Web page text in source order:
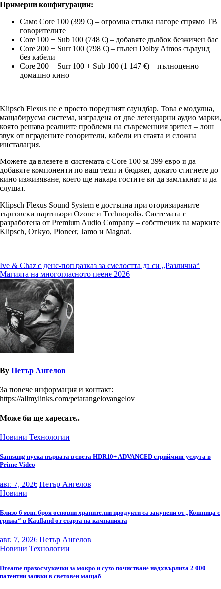
Примерни конфигурации:
Само Core 100 (399 €) – огромна стъпка нагоре спрямо ТВ
говорителите
Core 100 + Sub 100 (748 €) – добавяте дълбок безжичен бас
Core 200 + Surr 100 (798 €) – пълен Dolby Atmos съраунд
без кабели
Core 200 + Surr 100 + Sub 100 (1 147 €) – пълноценно
домашно кино
Klipsch Flexus не е просто поредният саундбар. Това е модулна,
мащабируема система, изградена от две легендарни аудио марки,
която решава реалните проблеми на съвременния зрител – лош
звук от вградените говорители, кабели из стаята и сложна
инсталация.
Можете да влезете в системата с Core 100 за 399 евро и да
добавяте компоненти по ваш темп и бюджет, докато стигнете до
кино изживяване, което ще накара гостите ви да замлъкнат и да
слушат.
Klipsch Flexus Sound System е достъпна при оторизираните
търговски партньори Ozone и Technopolis. Системата е
разработена от Premium Audio Company – собственик на марките
Klipsch, Onkyo, Pioneer, Jamo и Magnat.
Навигация
Ive & Chaz с денс-поп разказ за смелостта да си „Различна“
Магията на многогласното пеене 2026
By Петър Ангелов
За повече информация и контакт:
https://allmylinks.com/petarangelovangelov
Може би ще харесате..
Новини Технологии
Samsung пуска първата в света HDR10+ ADVANCED стрийминг услуга в
Prime Video
авг. 7, 2026 Петър Ангелов
Новини
Близо 6 млн. броя основни хранителни продукти са закупени от „Кошница с
грижа“ в Kaufland от старта на кампанията
авг. 7, 2026 Петър Ангелов
Новини Технологии
Dreame прахосмукачки за мокро и сухо почистване надхвърлиха 2 000
патентни заявки в световен мащаб